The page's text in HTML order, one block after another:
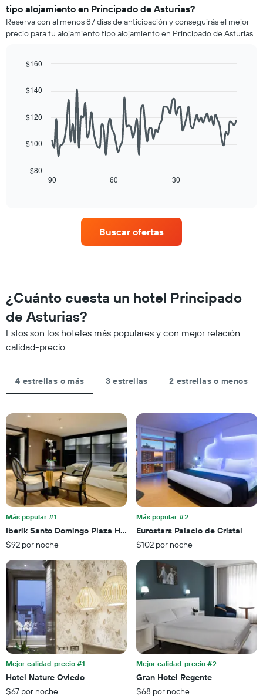
que
indica
las
los
por
gráfico
que
calculado
partir
de
los
últimos
una
habitación
para
este
de
de
últimos
3 días
agrupado
que
indica
las
categorías
de
los
estrellas.
El
muestra
1
eje
que
indica
el
precio
promedio
de
una
habitación
para
este
fin
de
semana,
calculado
a
partir
de
los
últimos
3 días.
tipo alojamiento en Principado de Asturias?
Reserva con al menos 87 días de anticipación y conseguirás el mejor
precio para tu alojamiento tipo alojamiento en Principado de Asturias.
with
data
points.
El
cuadro
muestra
que
se
acerca
la
fecha
de
El
gráfico
1
eje
X
que
indica
la
cantidad
de
días
que
faltan
para
la
estadía
El
gráfico
muestra
1
eje
Y
que
indica
precio
promedio
de
90 60 30
$80
$100
$120
$140
$160
Buscar ofertas
¿Cuánto cuesta un hotel Principado
de Asturias?
Estos son los hoteles más populares y con mejor relación
calidad-precio
4 estrellas o más 3 estrellas 2 estrellas o menos
Más popular #1
Iberik Santo Domingo Plaza Hotel
$92 por noche
Más popular #2
Eurostars Palacio de Cristal
$102 por noche
Mejor calidad-precio #1
Hotel Nature Oviedo
$67 por noche
Mejor calidad-precio #2
Gran Hotel Regente
$68 por noche